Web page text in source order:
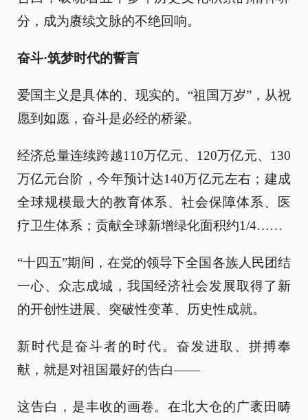
分，成为赓续文脉的不绝回响。
奋斗·筑梦时代的誓言
爱国主义是具体的、现实的。“祖国万岁”，从祝
愿到如愿，奋斗是必经的桥梁。
经济总量连续跨越110万亿元、120万亿元、130
万亿元台阶，今年预计达140万亿元左右；建成
全球规模最大的教育体系、社会保障体系、医
疗卫生体系；贡献全球新增绿化面积约1/4……
“十四五”期间，在党的领导下全国各族人民团结
一心、众志成城，我国经济社会发展取得了新
的开创性进展、突破性变革、历史性成就。
新时代是奋斗者的时代。奋发进取、拼搏奉
献，就是对祖国最好的告白——
这告白，是丰收的画卷。在北大仓的广袤田畴